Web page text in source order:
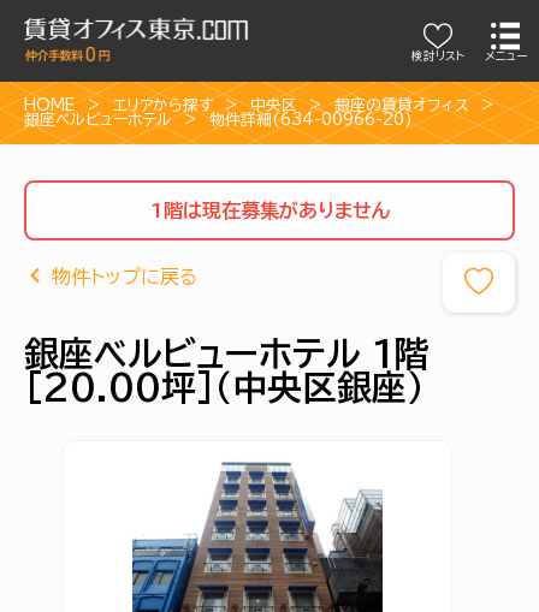
検討リスト メニュー
HOME エリアから探す 中央区
銀座の賃貸オフィス
銀座ベルビューホテル
物件詳細(634-00966-20)
1階は現在募集がありません
物件トップに戻る
銀座ベルビューホテル 1階
[20.00坪]（中央区銀座）